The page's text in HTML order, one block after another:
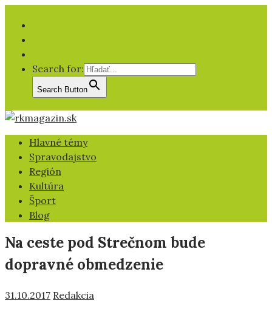
Search for:
Search Button
Hlavné témy
Spravodajstvo
Región
Kultúra
Šport
Blog
Na ceste pod Strečnom bude
dopravné obmedzenie
31.10.2017 Redakcia